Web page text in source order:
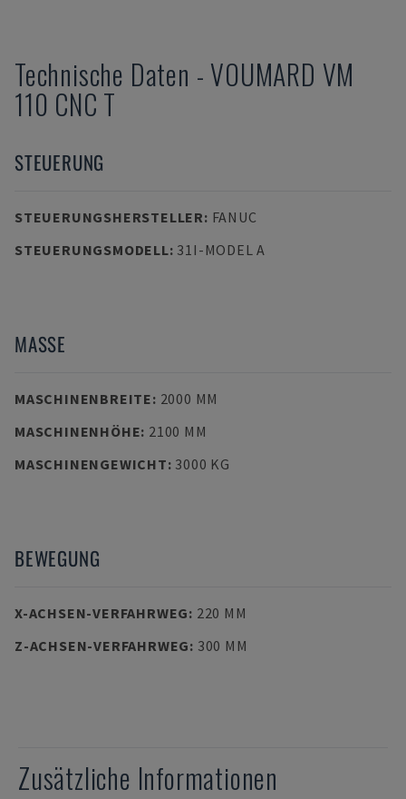
Technische Daten - VOUMARD VM
110 CNC T
STEUERUNG
STEUERUNGSHERSTELLER: FANUC
STEUERUNGSMODELL: 31I-MODEL A
MASSE
MASCHINENBREITE: 2000 MM
MASCHINENHÖHE: 2100 MM
MASCHINENGEWICHT: 3000 KG
BEWEGUNG
X-ACHSEN-VERFAHRWEG: 220 MM
Z-ACHSEN-VERFAHRWEG: 300 MM
Zusätzliche Informationen